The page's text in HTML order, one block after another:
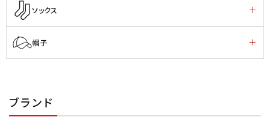
ソックス
帽子
ブランド